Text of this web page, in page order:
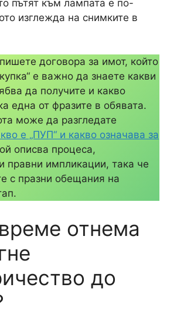
пътят към лампата е по-
изглежда на снимките в
договора за имот, който
е важно да знаете какви
да получите и какво
една от фразите в обявата.
може да разгледате
е „ПУП“ и какво означава за
описва процеса,
правни импликации, така че
с празни обещания на
отнема
до